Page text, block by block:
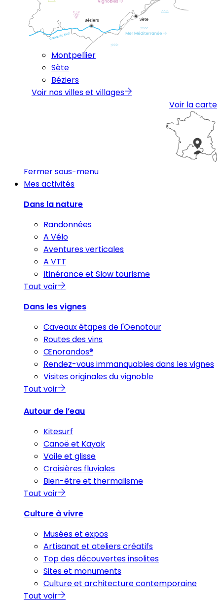
Montpellier
Sète
Béziers
Voir nos villes et villages
Voir la carte
Fermer sous-menu
Mes activités
Dans la nature
Randonnées
A Vélo
Aventures verticales
A VTT
Itinérance et Slow tourisme
Tout voir
Dans les vignes
Caveaux étapes de l'Oenotour
Routes des vins
Œnorandos®
Rendez-vous immanquables dans les vignes
Visites originales du vignoble
Tout voir
Autour de l’eau
Kitesurf
Canoë et Kayak
Voile et glisse
Croisières fluviales
Bien-être et thermalisme
Tout voir
Culture à vivre
Musées et expos
Artisanat et ateliers créatifs
Top des découvertes insolites
Sites et monuments
Culture et architecture contemporaine
Tout voir